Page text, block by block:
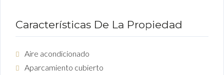
Características De La Propiedad
Aire acondicionado
Aparcamiento cubierto